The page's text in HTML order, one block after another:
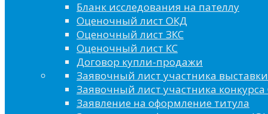
Бланк исследования на пателлу
Оценочный лист ОКД
Оценочный лист ЗКС
Оценочный лист КС
Договор купли-продажи
Заявочный лист участника выставки
Заявочный лист участника конкурса
Заявление на оформление титула